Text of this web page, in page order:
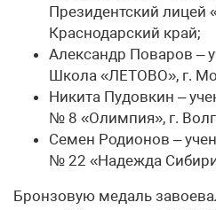
Президентский лицей
Краснодарский край;
Александр Поваров –
Школа «ЛЕТОВО», г.
Никита Пудовкин –
№ 8 «Олимпия», г.
Семен Родионов –
№ 22 «Надежда
Бронзовую медаль